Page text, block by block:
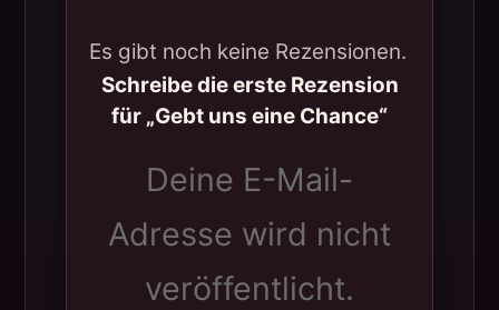
Es gibt noch keine Rezensionen.
Schreibe die erste Rezension
für „Gebt uns eine Chance“
Deine E-Mail-
Adresse wird nicht
veröffentlicht.